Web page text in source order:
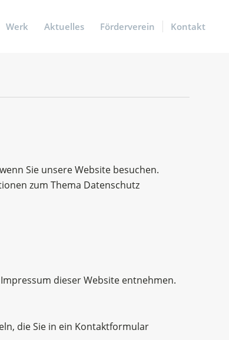
Werk Aktuelles Förderverein Kontakt
Sie unsere Website besuchen.
zum Thema Datenschutz
dieser Website entnehmen.
die Sie in ein Kontaktformular